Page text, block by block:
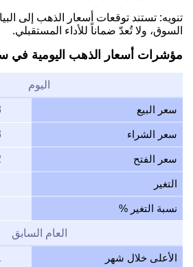
تنويه: تستند توقعات أسعار الذهب إلى
السوق، ولا تُعدّ ضماناً للأداء المستقبلي.
مؤشرات أسعار الذهب اليومية في
اليوم
سعر البيع
سعر الشراء
سعر الفتح
التغير
نسبة التغير %
العام السابق
الأعلى خلال شهر